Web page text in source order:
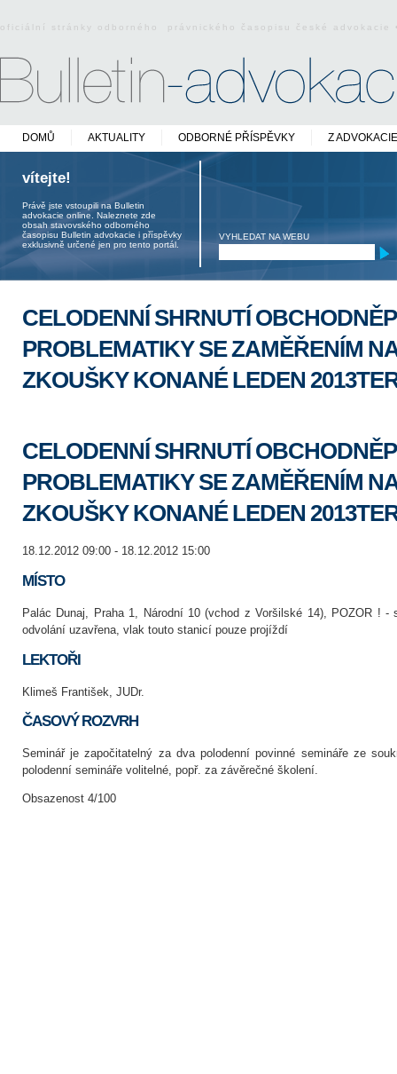
oficiální stránky odborného právnického časopisu české
DOMŮ AKTUALITY ODBORNÉ PŘÍSPĚVKY Z ADVOKACIE
vítejte!
Právě jste vstoupili na Bulletin
advokacie online. Naleznete zde
obsah stavovského odborného
časopisu Bulletin advokacie i příspěvky
exklusivně určené jen pro tento portál.
VYHLEDAT NA WEBU
CELODENNÍ SHRNUTÍ
PROBLEMATIKY SE ZAMĚŘENÍM
ZKOUŠKY KONANÉ LEDEN
CELODENNÍ SHRNUTÍ
PROBLEMATIKY SE ZAMĚŘENÍM
ZKOUŠKY KONANÉ LEDEN
18.12.2012 09:00 - 18.12.2012 15:00
MÍSTO
Palác Dunaj, Praha 1, Národní 10 (vchod z Voršilské 14), POZOR ! -
odvolání uzavřena, vlak touto stanicí pouze projíždí
LEKTOŘI
Klimeš František, JUDr.
ČASOVÝ ROZVRH
Seminář je započitatelný za dva polodenní povinné semináře ze
polodenní semináře volitelné, popř. za závěrečné školení.
Obsazenost 4/100